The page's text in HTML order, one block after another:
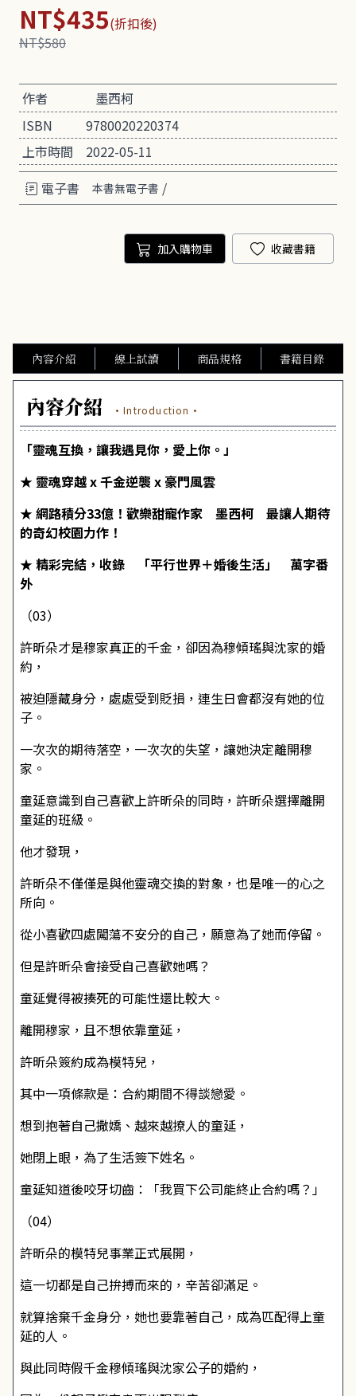
NT$435(折扣後)
NT$580
作者
墨西柯
ISBN
9780020220374
上市時間
2022-05-11
電子書
本書無電子書 /
加入購物車 收藏書籍
內容介紹 線上試讀 商品規格 書籍目錄
內容介紹 ·Introduction·
「靈魂互換，讓我遇見你，愛上你。」
★ 靈魂穿越 x 千金逆襲 x 豪門風雲
★ 網路積分33億！歡樂甜寵作家 墨西柯 最讓人期待
的奇幻校園力作！
★ 精彩完結，收錄 「平行世界＋婚後生活」 萬字番
外
（03）
許昕朵才是穆家真正的千金，卻因為穆傾瑤與沈家的婚
約，
被迫隱藏身分，處處受到貶損，連生日會都沒有她的位
子。
一次次的期待落空，一次次的失望，讓她決定離開穆
家。
童延意識到自己喜歡上許昕朵的同時，許昕朵選擇離開
童延的班級。
他才發現，
許昕朵不僅僅是與他靈魂交換的對象，也是唯一的心之
所向。
從小喜歡四處闖蕩不安分的自己，願意為了她而停留。
但是許昕朵會接受自己喜歡她嗎？
童延覺得被揍死的可能性還比較大。
離開穆家，且不想依靠童延，
許昕朵簽約成為模特兒，
其中一項條款是：合約期間不得談戀愛。
想到抱著自己撒嬌、越來越撩人的童延，
她閉上眼，為了生活簽下姓名。
童延知道後咬牙切齒：「我買下公司能終止合約嗎？」
（04）
許昕朵的模特兒事業正式展開，
這一切都是自己拚搏而來的，辛苦卻滿足。
就算捨棄千金身分，她也要靠著自己，成為匹配得上童
延的人。
與此同時假千金穆傾瑤與沈家公子的婚約，